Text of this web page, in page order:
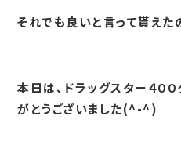
それでも良いと言って貰えた
本日は、ドラッグスター４０
がとうございました(^-^)